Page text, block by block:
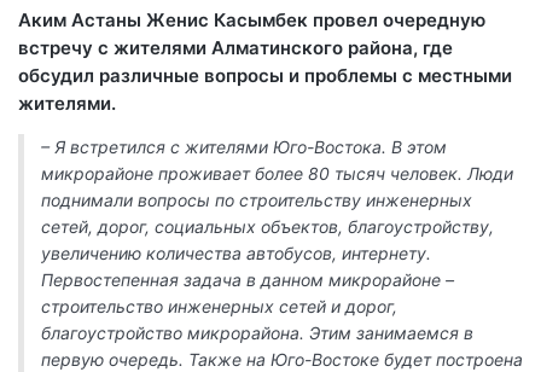
Аким Астаны Женис Касымбек провел очередную
встречу с жителями Алматинского района, где
обсудил различные вопросы и проблемы с местными
жителями.
– Я встретился с жителями Юго-Востока. В этом
микрорайоне проживает более 80 тысяч человек. Люди
поднимали вопросы по строительству инженерных
сетей, дорог, социальных объектов, благоустройству,
увеличению количества автобусов, интернету.
Первостепенная задача в данном микрорайоне –
строительство инженерных сетей и дорог,
благоустройство микрорайона. Этим занимаемся в
первую очередь. Также на Юго-Востоке будет построена